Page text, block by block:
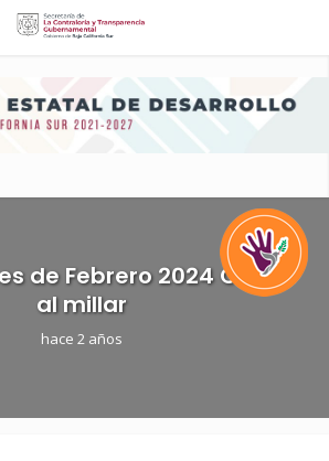
de Febrero 2024 Cinco
al millar
hace 2 años